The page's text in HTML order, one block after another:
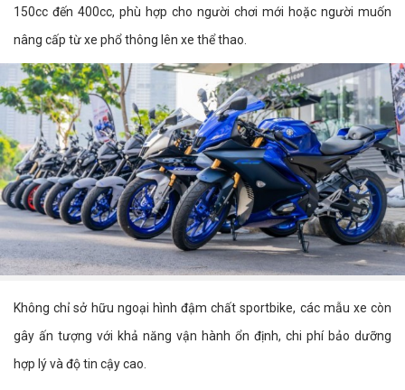
150cc đến 400cc, phù hợp cho người chơi mới hoặc người muốn
nâng cấp từ xe phổ thông lên xe thể thao.
Không chỉ sở hữu ngoại hình đậm chất sportbike, các mẫu xe còn
gây ấn tượng với khả năng vận hành ổn định, chi phí bảo dưỡng
hợp lý và độ tin cậy cao.